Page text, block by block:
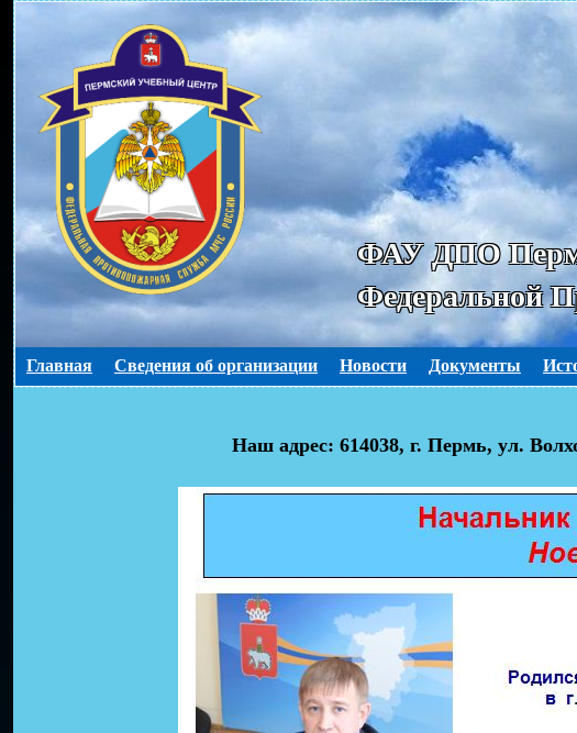
ФАУ ДПО
Федеральной
Главная Сведения об организации Новости Документы
Наш адрес: 614038, г. Пермь, ул.